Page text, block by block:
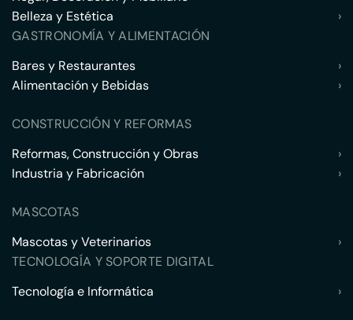
Belleza y Estética
›
GASTRONOMÍA Y ALIMENTACIÓN
Bares y Restaurantes
›
Alimentación y Bebidas
›
CONSTRUCCIÓN Y REFORMAS
Reformas, Construcción y Obras
›
Industria y Fabricación
›
MASCOTAS
Mascotas y Veterinarios
›
TECNOLOGÍA Y SOPORTE DIGITAL
Tecnología e Informática
›